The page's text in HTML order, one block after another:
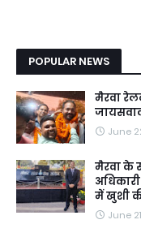
POPULAR NEWS
मैरवा
June
मैरवा के
में खुशी
June